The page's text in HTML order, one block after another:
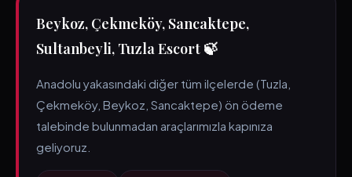
Beykoz, Çekmeköy, Sancaktepe,
Sultanbeyli, Tuzla Escort 🍃
Anadolu yakasındaki diğer tüm ilçelerde (Tuzla,
Çekmeköy, Beykoz, Sancaktepe) ön ödeme
talebinde bulunmadan araçlarımızla kapınıza
geliyoruz.